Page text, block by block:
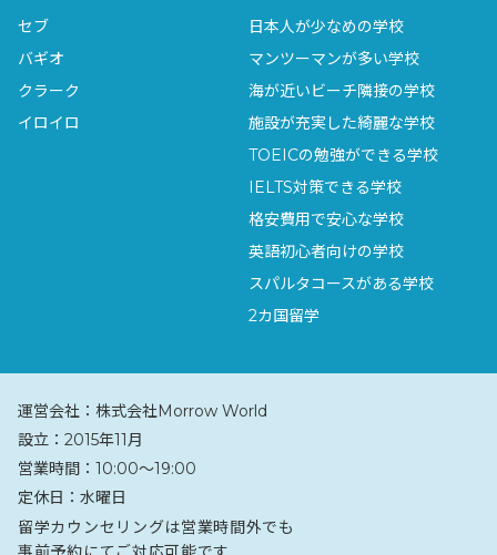
セブ
バギオ
クラーク
イロイロ
日本人が少なめの学校
マンツーマンが多い学校
海が近いビーチ隣接の学校
施設が充実した綺麗な学校
TOEICの勉強ができる学校
IELTS対策できる学校
格安費用で安心な学校
英語初心者向けの学校
スパルタコースがある学校
2カ国留学
運営会社： 株式会社Morrow World
設立： 2015年11月
営業時間： 10:00〜19:00
定休日： 水曜日
留学カウンセリングは営業時間外でも